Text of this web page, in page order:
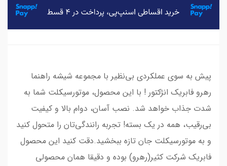
پیش به سوی عملکردی بی‌نظیر با مجموعه شیشه راهنما
رهرو فابریک انژکتور ! با این محصول، موتورسیکلت شما به
شدت جذاب خواهد شد. نصب آسان، دوام بالا و کیفیت
بی‌رقیب، همه در یک بسته! تجربه رانندگی‌تان را متحول کنید
و به موتورسیکلت جان تازه ببخشید.دقت کنید این محصول
فابریک شرکت کثیر(رهرو) بوده و دقیقا همان محصولی